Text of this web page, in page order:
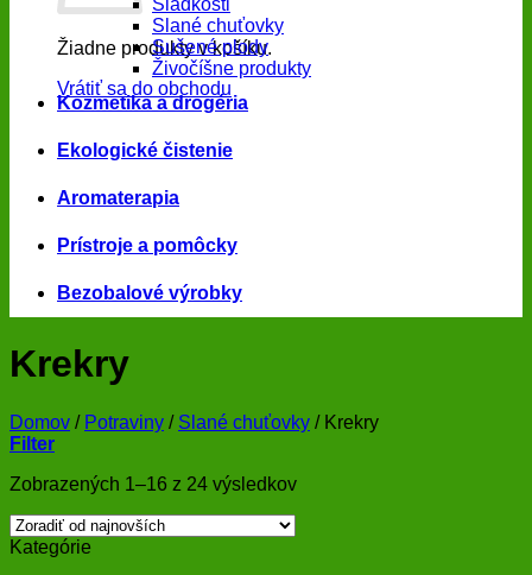
Žiadne produkty v košíku.
Vrátiť sa do obchodu
Sladkosti
Slané chuťovky
Sušené plody
Živočíšne produkty
Kozmetika a drogéria
Ekologické čistenie
Aromaterapia
Prístroje a pomôcky
Bezobalové výrobky
Krekry
Domov / Potraviny / Slané chuťovky /Krekry
Filter
Zobrazených 1–16 z 24 výsledkovZoradené
Kategórie